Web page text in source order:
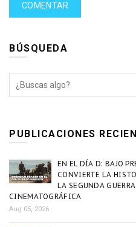
BÚSQUEDA
PUBLICACIONES
EN EL DÍA D: BAJO
CONVIERTE LA
LA SEGUNDA
CINEMATOGRÁFICA
Aug 05, 2026